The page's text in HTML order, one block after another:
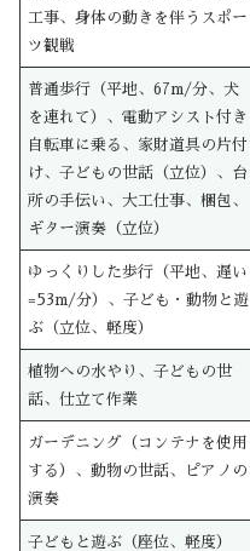
工事、身体の動きを伴うスポー
ツ観戦
普通歩行（平地、67m/分、犬
を連れて）、電動アシスト付き
自転車に乗る、家財道具の片付
け、子どもの世話（立位）、台
所の手伝い、大工仕事、梱包、
ギター演奏（立位）
ゆっくりした歩行（平地、遅い
=53m/分）、子ども・動物と遊
ぶ（立位、軽度）
植物への水やり、子どもの世
話、仕立て作業
ガーデニング（コンテナを使用
する）、動物の世話、ピアノの
演奏
子どもと遊ぶ（座位、軽度）